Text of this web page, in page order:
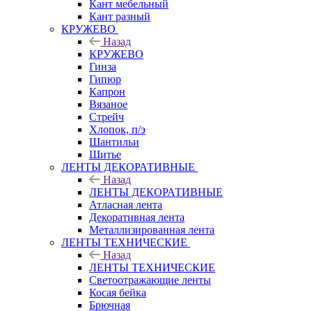
Кант мебельный
Кант разный
КРУЖЕВО
Назад
КРУЖЕВО
Гинза
Гипюр
Капрон
Вязаное
Стрейч
Хлопок, п/э
Шантильи
Шитье
ЛЕНТЫ ДЕКОРАТИВНЫЕ
Назад
ЛЕНТЫ ДЕКОРАТИВНЫЕ
Атласная лента
Декоративная лента
Металлизированная лента
ЛЕНТЫ ТЕХНИЧЕСКИЕ
Назад
ЛЕНТЫ ТЕХНИЧЕСКИЕ
Светоотражающие ленты
Косая бейка
Брючная